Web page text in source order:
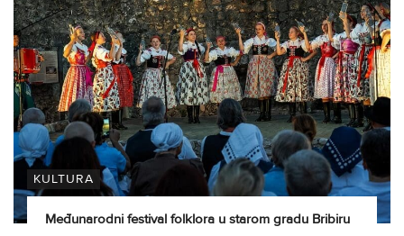
KULTURA
Međunarodni festival folklora u starom gradu Bribiru